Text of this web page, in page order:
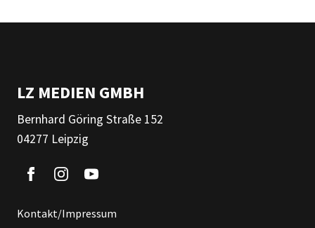
LZ MEDIEN GMBH
Bernhard Göring Straße 152
04277 Leipzig
Kontakt/Impressum